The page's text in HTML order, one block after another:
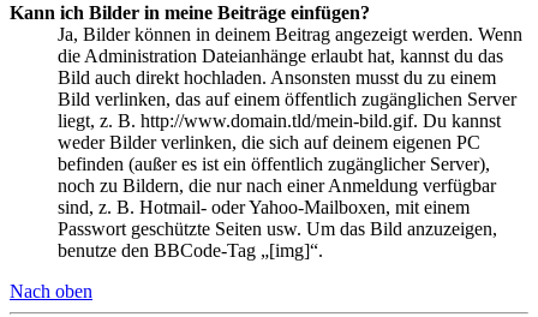
Kann ich Bilder in meine Beiträge einfügen?
Ja, Bilder können in deinem Beitrag angezeigt werden. Wenn
die Administration Dateianhänge erlaubt hat, kannst du das
Bild auch direkt hochladen. Ansonsten musst du zu einem
Bild verlinken, das auf einem öffentlich zugänglichen Server
liegt, z. B. http://www.domain.tld/mein-bild.gif. Du kannst
weder Bilder verlinken, die sich auf deinem eigenen PC
befinden (außer es ist ein öffentlich zugänglicher Server),
noch zu Bildern, die nur nach einer Anmeldung verfügbar
sind, z. B. Hotmail- oder Yahoo-Mailboxen, mit einem
Passwort geschützte Seiten usw. Um das Bild anzuzeigen,
benutze den BBCode-Tag „[img]“.
Nach oben